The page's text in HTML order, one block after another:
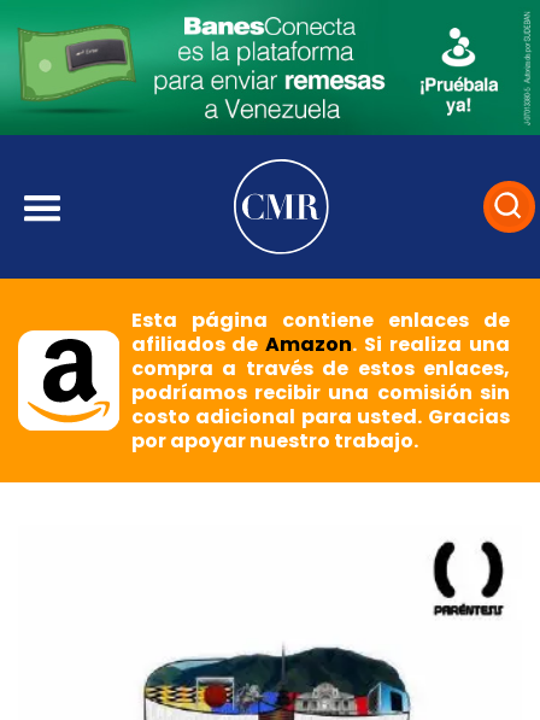
Esta página contiene enlaces de
afiliados deAmazon. Si realiza una
compra a través de estos enlaces,
podríamos recibir una comisión sin
costo adicional para usted. Gracias
por apoyar nuestro trabajo.